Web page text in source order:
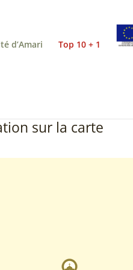
d’Amari Top 10 + 1
sur la carte